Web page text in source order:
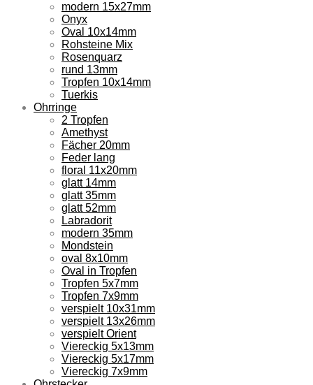
modern 15x27mm
Onyx
Oval 10x14mm
Rohsteine Mix
Rosenquarz
rund 13mm
Tropfen 10x14mm
Tuerkis
Ohrringe
2 Tropfen
Amethyst
Fächer 20mm
Feder lang
floral 11x20mm
glatt 14mm
glatt 35mm
glatt 52mm
Labradorit
modern 35mm
Mondstein
oval 8x10mm
Oval in Tropfen
Tropfen 5x7mm
Tropfen 7x9mm
verspielt 10x31mm
verspielt 13x26mm
verspielt Orient
Viereckig 5x13mm
Viereckig 5x17mm
Viereckig 7x9mm